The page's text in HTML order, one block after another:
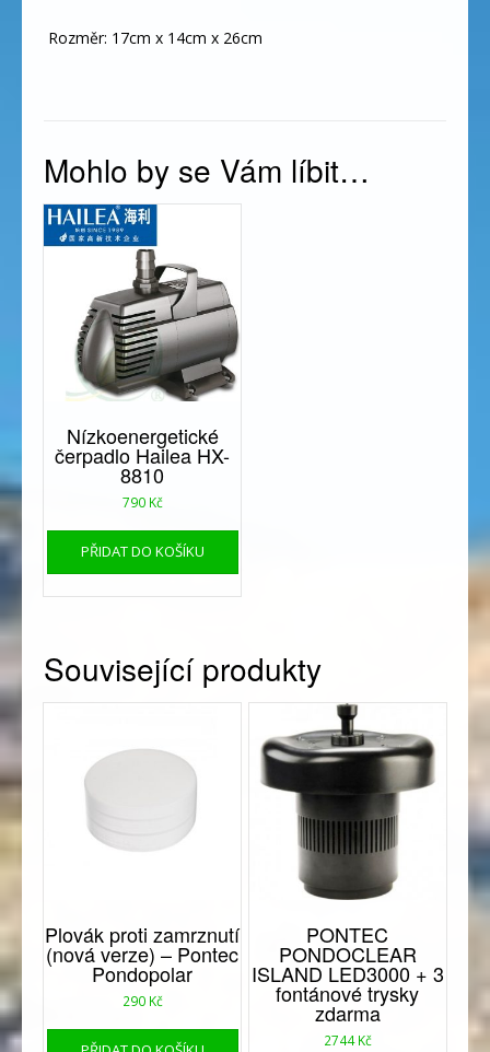
Rozměr: 17cm x 14cm x 26cm
Mohlo by se Vám líbit…
Nízkoenergetické
čerpadlo Hailea HX-
8810
790 Kč
PŘIDAT DO KOŠÍKU
Související produkty
Plovák proti zamrznutí
(nová verze) – Pontec
Pondopolar
290 Kč
PONTEC
PONDOCLEAR
ISLAND LED3000 + 3
fontánové trysky
zdarma
2744Kč